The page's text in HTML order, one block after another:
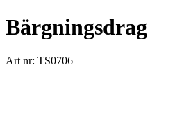
Bärgningsdrag
Art nr: TS0706